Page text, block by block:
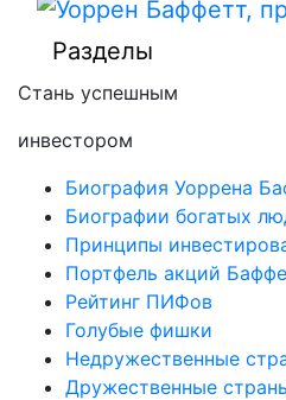
Разделы
Стань успешным
инвестором
Биография Уоррена
Биографии богатых
Принципы
Портфель акций
Рейтинг ПИФов
Голубые фишки
Недружественные
Дружественные